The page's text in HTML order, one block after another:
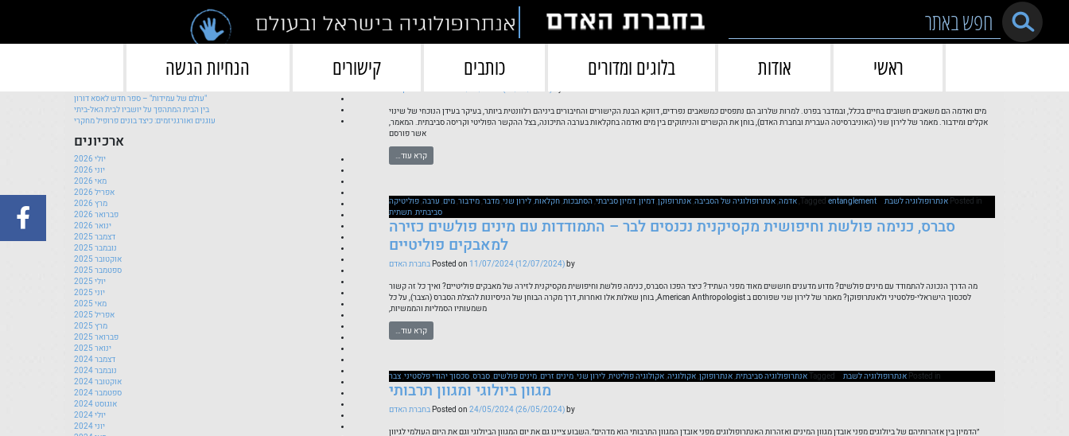
Skip to content
ראשי אודות בלוגים ומדורים כותבים קישורים הנחיות הגשה
תגית:אנתרופוקן
להפריח את המדבר? – דמיון, תשתיות וחיבורים בין מים ואדמה
מים ואדמה הם משאבים חשובים בחיים בכלל, ובמדבר בפרט. למרות שלרוב הם נתפסים כמשאבים נפרדים, דווקא הבנת הקישורים והחיבורים ביניהם רלוונטית ביותר, בעיקר בעידן הנוכחי של שינוי
אקלים ומידבור. מאמר של לירון שני (האוניברסיטה העברית ובחברת האדם), בוחן את הקשרים והניתוקים בין מים ואדמה בחקלאות בערבה התיכונה, בצל ההקשר הפוליטי וקריסה סביבתית. המאמר,
אשר פורסם
קרא עוד…
Posted in אנתרופולוגיה לשבת Tagged entanglement אדמה אנתרופולוגיה של הסביבה אנתרופוקן דמיון דמיון סביבתי הסתבכות חקלאות לירון שני מדבר מידבור מים ערבה פוליטיקה
סביבתית תשתית
סברס, כנימה פולשת וחיפושית מקסיקנית נכנסים לבר – התמודדות עם מינים פולשים כזירה
למאבקים פוליטיים
Posted on 11/07/2024(12/07/2024)by
בחברת האדם
מה הדרך הנכונה להתמודד עם מינים פולשים? מדוע מדענים חוששים מאוד מפני העתיד? כיצד הפכו הסברס, כנימה פולשת וחיפושית מקסיקנית לזירה של מאבקים פוליטיים? ואיך כל זה קשור
לסכסוך הישראלי-פלסטיני ולאנתרופוקן? מאמר של לירון שני שפורסם ב American Anthropologist, בוחן שאלות אלו ואחרות, דרך מקרה הבוחן של הניסיונות להצלת הסברס (הצבר), על כל
משמעותיו הסמליות והממשיות,
קרא עוד…
Posted in אנתרופולוגיה לשבת Taggedאנתרופולוגיה סביבתית אנתרופוקן אקולוגיה אקולוגיה פוליטית לירון שני מינים זרים מינים פולשים סברס סכסוך יהודי פלסטיני צבר
מגוון ביולוגי ומגוון תרבותי
Posted on 24/05/2024(26/05/2024)by
בחברת האדם
״הדמיון בין אזהרותיהם של ביולוגים מפני אובדן מגוון המינים ואזהרות האנתרופולוגים מפני אובדן המגוון התרבותי הוא מדהים״.השבוע ציינו גם את יום המגוון הביולוגי וגם את היום העולמי לגיוון
פוסטים אחרונים
השקת ספר חדש לחן משגב וגילי הרטל
"עולם של עמידות" – ספר חדש לאסא דורון
בין הבית המתהפך על יושביו לבית האל-ביתי
עוגנים ואורגניזמים: כיצד בונים פרופיל מחקרי
ארכיונים
יולי 2026
יוני 2026
מאי 2026
אפריל 2026
מרץ 2026
פברואר 2026
ינואר 2026
דצמבר 2025
נובמבר 2025
אוקטובר 2025
ספטמבר 2025
יולי 2025
יוני 2025
מאי 2025
אפריל 2025
מרץ 2025
פברואר 2025
ינואר 2025
דצמבר 2024
נובמבר 2024
אוקטובר 2024
ספטמבר 2024
אוגוסט 2024
יולי 2024
יוני 2024